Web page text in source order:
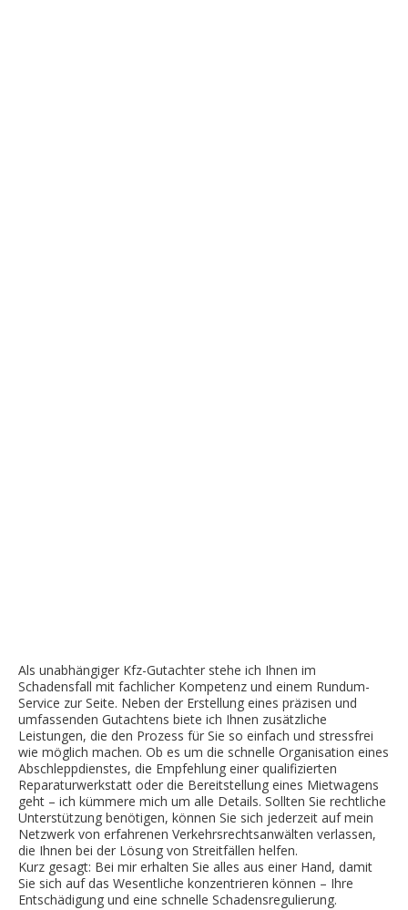
Als unabhängiger Kfz-Gutachter stehe ich Ihnen im
Schadensfall mit fachlicher Kompetenz und einem Rundum-
Service zur Seite. Neben der Erstellung eines präzisen und
umfassenden Gutachtens biete ich Ihnen zusätzliche
Leistungen, die den Prozess für Sie so einfach und stressfrei
wie möglich machen. Ob es um die schnelle Organisation eines
Abschleppdienstes, die Empfehlung einer qualifizierten
Reparaturwerkstatt oder die Bereitstellung eines Mietwagens
geht – ich kümmere mich um alle Details. Sollten Sie rechtliche
Unterstützung benötigen, können Sie sich jederzeit auf mein
Netzwerk von erfahrenen Verkehrsrechtsanwälten verlassen,
die Ihnen bei der Lösung von Streitfällen helfen.
Kurz gesagt: Bei mir erhalten Sie alles aus einer Hand, damit
Sie sich auf das Wesentliche konzentrieren können – Ihre
Entschädigung und eine schnelle Schadensregulierung.